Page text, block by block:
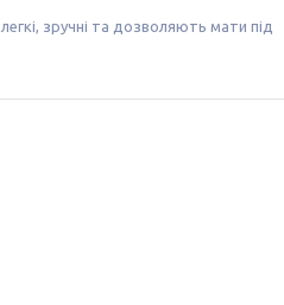
зручні та дозволяють мати під